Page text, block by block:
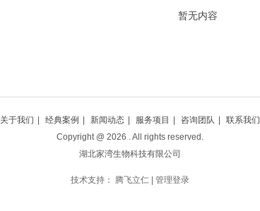
暂无内容
关于我们 经典案例 新闻动态 服务项目 咨询团队
联系我们
Copyright @ 2026 . All rights reserved.
湖北家湾生物科技有限公司
技术支持： 腾飞立仁 管理登录